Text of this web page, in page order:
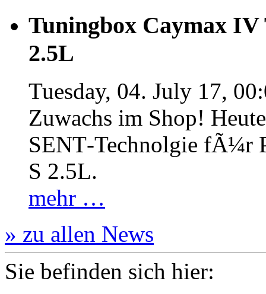
Tuningbox Caymax IV
2.5L
Tuesday, 04. July 17,
Zuwachs im Shop!
SENT‐Technolgie fÃ¼r
S 2.5L.
mehr …
» zu allen News
Sie befinden sich hier: